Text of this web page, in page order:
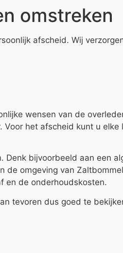
omstreken
afscheid. Wij
wensen van de
het afscheid kunt u
bijvoorbeeld aan een
omgeving van
en de onderhoudskosten.
tevoren dus goed te